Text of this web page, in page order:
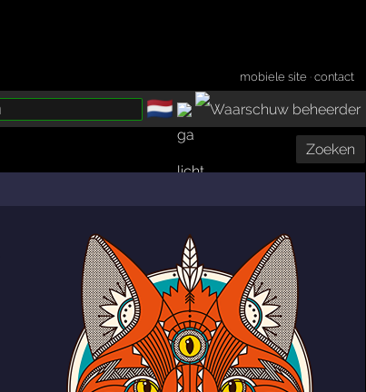
mobiele site ·contact
🇳🇱
Zoeken